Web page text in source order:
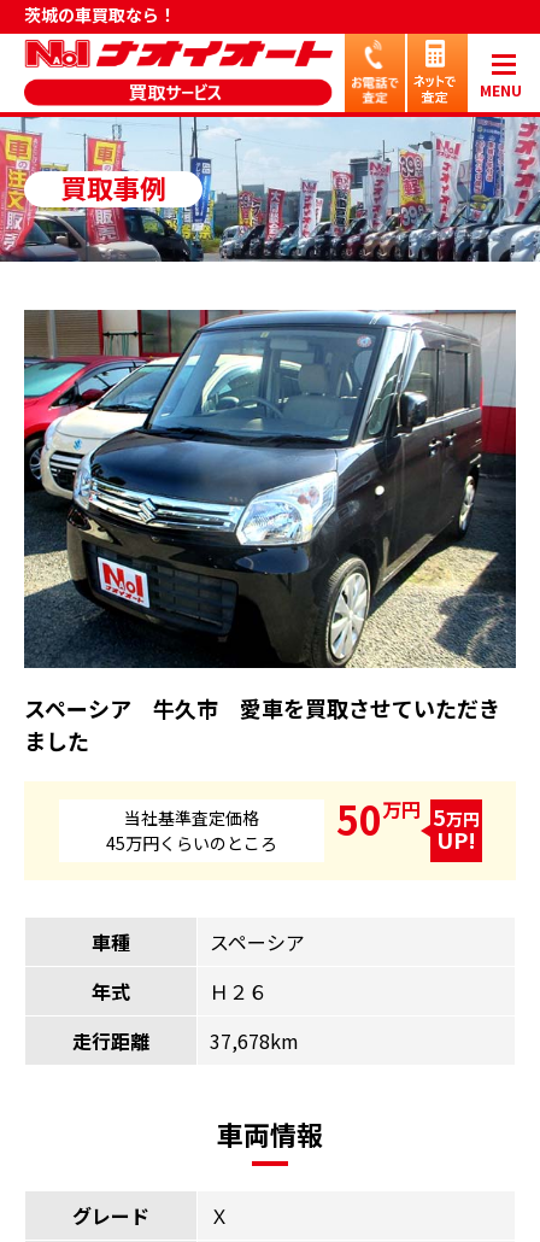
茨城の車買取なら！
MENU
買取事例
スペーシア 牛久市 愛車を買取させていただき
ました
当社基準査定価格
45万円くらいのところ
50万円 5万円
UP!
車種
スペーシア
年式
Ｈ２６
走行距離
37,678km
車両情報
グレード
Ｘ